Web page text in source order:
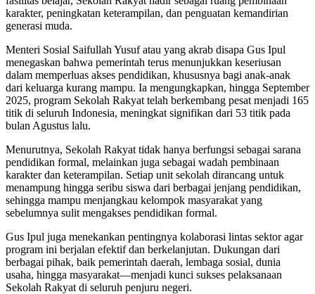
karakter, peningkatan keterampilan, dan penguatan kemandirian
generasi muda.
Menteri Sosial Saifullah Yusuf atau yang akrab disapa Gus Ipul
menegaskan bahwa pemerintah terus menunjukkan keseriusan
dalam memperluas akses pendidikan, khususnya bagi anak-anak
dari keluarga kurang mampu. Ia mengungkapkan, hingga September
2025, program Sekolah Rakyat telah berkembang pesat menjadi 165
titik di seluruh Indonesia, meningkat signifikan dari 53 titik pada
bulan Agustus lalu.
Menurutnya, Sekolah Rakyat tidak hanya berfungsi sebagai sarana
pendidikan formal, melainkan juga sebagai wadah pembinaan
karakter dan keterampilan. Setiap unit sekolah dirancang untuk
menampung hingga seribu siswa dari berbagai jenjang pendidikan,
sehingga mampu menjangkau kelompok masyarakat yang
sebelumnya sulit mengakses pendidikan formal.
Gus Ipul juga menekankan pentingnya kolaborasi lintas sektor agar
program ini berjalan efektif dan berkelanjutan. Dukungan dari
berbagai pihak, baik pemerintah daerah, lembaga sosial, dunia
usaha, hingga masyarakat—menjadi kunci sukses pelaksanaan
Sekolah Rakyat di seluruh penjuru negeri.